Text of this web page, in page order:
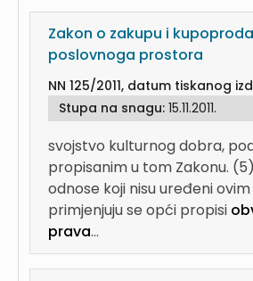
Zakon o zakupu i
poslovnoga prostora
NN 125/2011, datum tiskanog
Stupa na snagu: 15.11.2011.
svojstvo kulturnog dobra,
propisanim u tom Zakonu.
odnose koji nisu uređeni
primjenjuju se opći propisi
prava...